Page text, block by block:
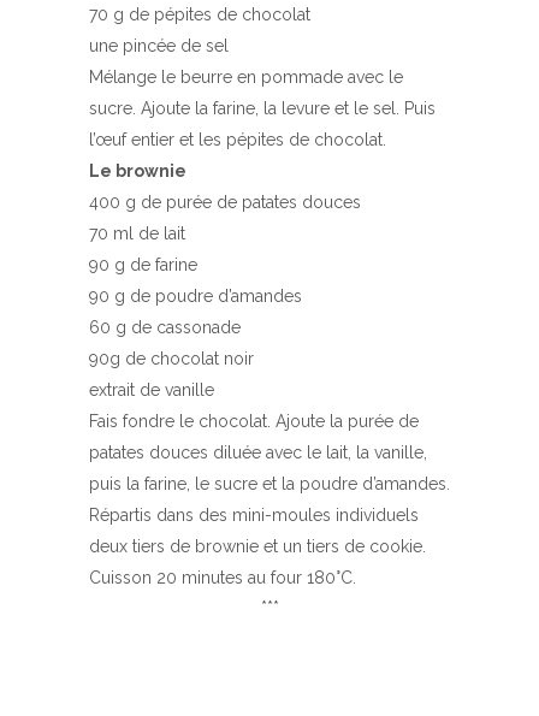
70 g de pépites de chocolat
une pincée de sel
Mélange le beurre en pommade avec le
sucre. Ajoute la farine, la levure et le sel. Puis
l’œuf entier et les pépites de chocolat.
Le brownie
400 g de purée de patates douces
70 ml de lait
90 g de farine
90 g de poudre d’amandes
60 g de cassonade
90g de chocolat noir
extrait de vanille
Fais fondre le chocolat. Ajoute la purée de
patates douces diluée avec le lait, la vanille,
puis la farine, le sucre et la poudre d’amandes.
Répartis dans des mini-moules individuels
deux tiers de brownie et un tiers de cookie.
Cuisson 20 minutes au four 180°C.
***